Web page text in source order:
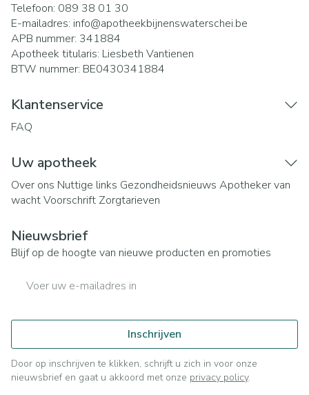
Telefoon: 089 38 01 30
E-mailadres: info@apotheekbijnenswaterschei.be
APB nummer: 341884
Apotheek titularis: Liesbeth Vantienen
BTW nummer: BE0430341884
Klantenservice
FAQ
Uw apotheek
Over ons Nuttige links Gezondheidsnieuws Apotheker van
wachtVoorschrift Zorgtarieven
Nieuwsbrief
Blijf op de hoogte van nieuwe producten en promoties
Inschrijven
Door op inschrijven te klikken, schrijft u zich in voor onze
nieuwsbrief en gaat u akkoord met onze privacy policy.